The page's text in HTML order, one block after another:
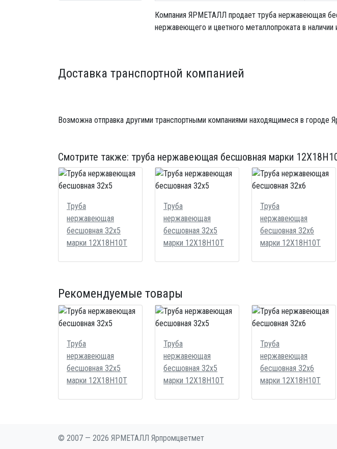
Компания ЯРМЕТАЛЛ продает труба нержавеющая
нержавеющего и цветного металлопроката в наличии
Доставка транспортной компанией
Возможна отправка другими транспортными компаниями находящимеся в городе
Смотрите также: труба нержавеющая бесшовная марки
Труба
нержавеющая
бесшовная 32x5
марки 12Х18Н10Т
Труба
нержавеющая
бесшовная 32x5
марки 12Х18Н10Т
Труба
нержавеющая
бесшовная 32x6
марки 12Х18Н10Т
Рекомендуемые товары
Труба
нержавеющая
бесшовная 32x5
марки 12Х18Н10Т
Труба
нержавеющая
бесшовная 32x5
марки 12Х18Н10Т
Труба
нержавеющая
бесшовная 32x6
марки 12Х18Н10Т
© 2007 — 2026 ЯРМЕТАЛЛ Ярпромцветмет